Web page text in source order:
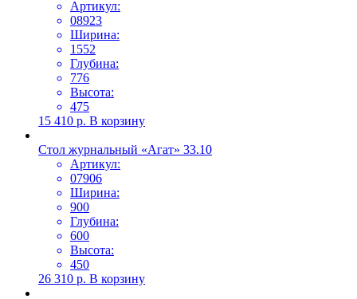
Артикул:
08923
Ширина:
1552
Глубина:
776
Высота:
475
15 410 р. В корзину
Стол журнальный «Агат» 33.10
Артикул:
07906
Ширина:
900
Глубина:
600
Высота:
450
26 310 р. В корзину